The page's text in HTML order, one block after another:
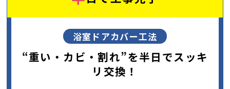
浴室ドアカバー工法
“重い・カビ・割れ”を半日でスッキ
リ交換！